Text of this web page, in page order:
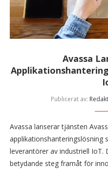
Avassa
Publicerat av:
Avassa lanserar tjänsten
applikationshanteringslösning
leverantörer av industriell IoT.
betydande steg framåt för